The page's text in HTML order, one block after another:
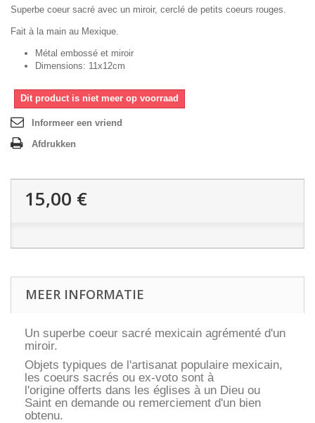
Superbe coeur sacré avec un miroir, cerclé de petits coeurs rouges.
Fait à la main au Mexique.
Métal embossé et miroir
Dimensions: 11x12cm
Dit product is niet meer op voorraad
Informeer een vriend
Afdrukken
15,00 €
MEER INFORMATIE
Un superbe coeur sacré mexicain agrémenté d'un
miroir.
Objets typiques de l'artisanat populaire mexicain,
les coeurs sacrés ou ex-voto sont à
l'origine offerts dans les églises à un Dieu ou
Saint en demande ou remerciement d'un bien
obtenu.